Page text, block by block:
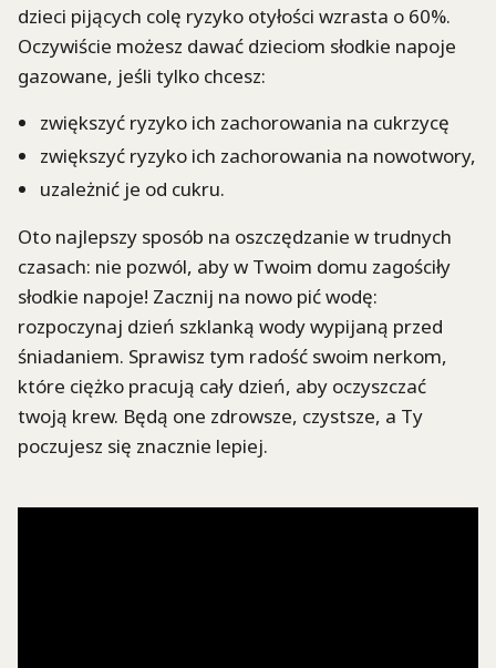
dzieci pijących colę ryzyko otyłości wzrasta o 60%.
Oczywiście możesz dawać dzieciom słodkie napoje
gazowane, jeśli tylko chcesz:
zwiększyć ryzyko ich zachorowania na cukrzycę
zwiększyć ryzyko ich zachorowania na nowotwory,
uzależnić je od cukru.
Oto najlepszy sposób na oszczędzanie w trudnych
czasach: nie pozwól, aby w Twoim domu zagościły
słodkie napoje! Zacznij na nowo pić wodę:
rozpoczynaj dzień szklanką wody wypijaną przed
śniadaniem. Sprawisz tym radość swoim nerkom,
które ciężko pracują cały dzień, aby oczyszczać
twoją krew. Będą one zdrowsze, czystsze, a Ty
poczujesz się znacznie lepiej.